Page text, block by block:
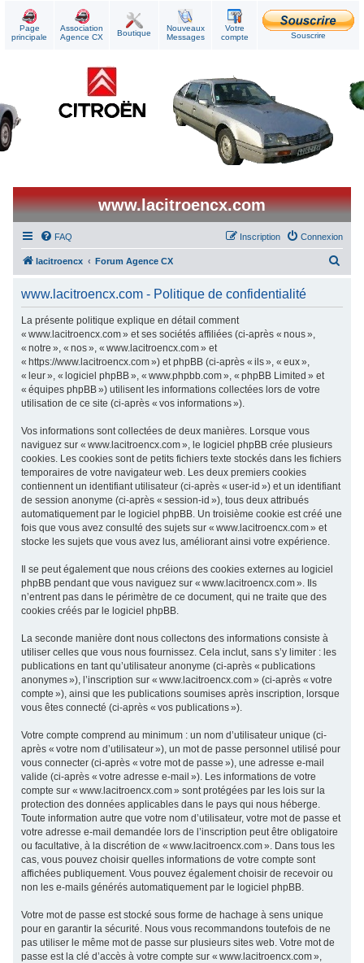
Page
principale
Association
Agence CX
Boutique
Nouveaux
Messages
Votre
compte
Souscrire
www.lacitroencx.com
FAQ Connexion
Inscription
lacitroencx Forum Agence CX
www.lacitroencx.com - Politique de confidentialité
La présente politique explique en détail comment
« www.lacitroencx.com » et ses sociétés affiliées (ci-après « nous »,
« notre », « nos », « www.lacitroencx.com » et
« https://www.lacitroencx.com ») et phpBB (ci-après « ils », « eux »,
« leur », « logiciel phpBB », « www.phpbb.com », « phpBB Limited » et
« équipes phpBB ») utilisent les informations collectées lors de votre
utilisation de ce site (ci-après « vos informations »).
Vos informations sont collectées de deux manières. Lorsque vous
naviguez sur « www.lacitroencx.com », le logiciel phpBB crée plusieurs
cookies. Les cookies sont de petits fichiers texte stockés dans les fichiers
temporaires de votre navigateur web. Les deux premiers cookies
contiennent un identifiant utilisateur (ci-après « user-id ») et un identifiant
de session anonyme (ci-après « session-id »), tous deux attribués
automatiquement par le logiciel phpBB. Un troisième cookie est créé une
fois que vous avez consulté des sujets sur « www.lacitroencx.com » et
stocke les sujets que vous avez lus, améliorant ainsi votre expérience.
Il se peut également que nous créions des cookies externes au logiciel
phpBB pendant que vous naviguez sur « www.lacitroencx.com ». Ils
n’entrent pas dans le périmètre de ce document, qui ne traite que des
cookies créés par le logiciel phpBB.
La seconde manière dont nous collectons des informations consiste à
utiliser celles que vous nous fournissez. Cela inclut, sans s’y limiter : les
publications en tant qu’utilisateur anonyme (ci-après « publications
anonymes »), l’inscription sur « www.lacitroencx.com » (ci-après « votre
compte »), ainsi que les publications soumises après inscription, lorsque
vous êtes connecté (ci-après « vos publications »).
Votre compte comprend au minimum : un nom d’utilisateur unique (ci-
après « votre nom d’utilisateur »), un mot de passe personnel utilisé pour
vous connecter (ci-après « votre mot de passe »), une adresse e-mail
valide (ci-après « votre adresse e-mail »). Les informations de votre
compte sur « www.lacitroencx.com » sont protégées par les lois sur la
protection des données applicables dans le pays qui nous héberge.
Toute information autre que votre nom d’utilisateur, votre mot de passe et
votre adresse e-mail demandée lors de l’inscription peut être obligatoire
ou facultative, à la discrétion de « www.lacitroencx.com ». Dans tous les
cas, vous pouvez choisir quelles informations de votre compte sont
affichées publiquement. Vous pouvez également choisir de recevoir ou
non les e-mails générés automatiquement par le logiciel phpBB.
Votre mot de passe est stocké sous forme de hachage à sens unique
pour en garantir la sécurité. Nous vous recommandons toutefois de ne
pas utiliser le même mot de passe sur plusieurs sites web. Votre mot de
passe est la clé d’accès à votre compte sur « www.lacitroencx.com »,